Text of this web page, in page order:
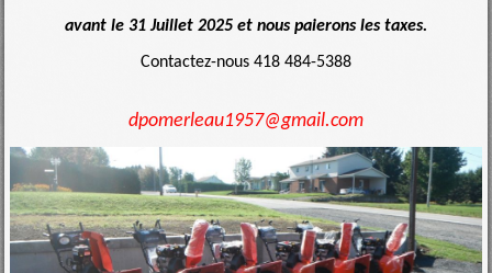
avant le 31 Juillet 2025 et nous paierons les taxes.
Contactez-nous 418 484-5388
dpomerleau1957@gmail.com